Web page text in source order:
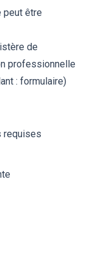
peut être
de
professionnelle
: formulaire)
requises